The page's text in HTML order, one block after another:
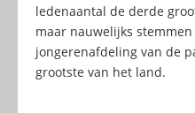
ledenaantal de derde
maar nauwelijks stemmen
jongerenafdeling van de
grootste van het land.